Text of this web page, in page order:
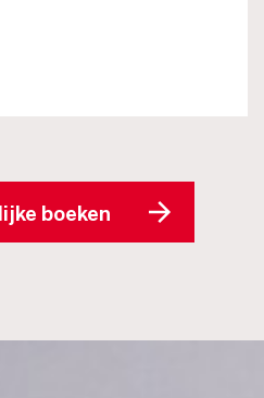
boeken